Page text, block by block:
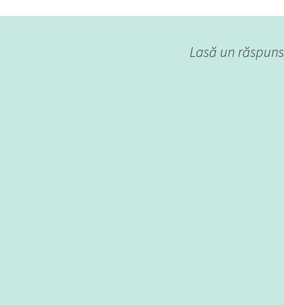
Lasă un răspuns